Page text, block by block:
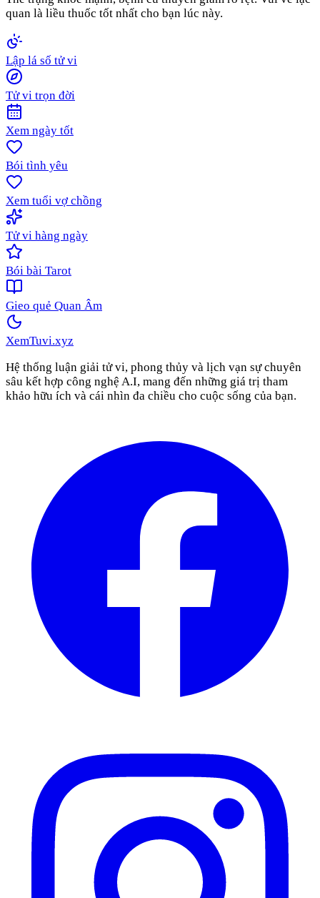
quan là liều thuốc tốt nhất cho bạn lúc này.
Lập lá số tử vi
Tử vi trọn đời
Xem ngày tốt
Bói tình yêu
Xem tuổi vợ chồng
Tử vi hàng ngày
Bói bài Tarot
Gieo quẻ Quan Âm
XemTuvi.xyz
Hệ thống luận giải tử vi, phong thủy và lịch vạn sự chuyên
sâu kết hợp công nghệ A.I, mang đến những giá trị tham
khảo hữu ích và cái nhìn đa chiều cho cuộc sống của bạn.